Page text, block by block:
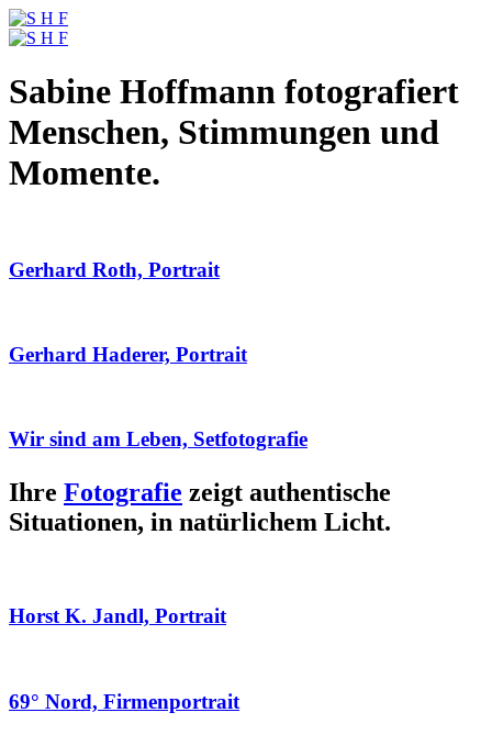
Sabine Hoffmann fotografiert
Menschen, Stimmungen und
Momente.
Gerhard Roth, Portrait
Gerhard Haderer, Portrait
Wir sind am Leben, Setfotografie
Ihre Fotografie zeigt authentische
Situationen, in natürlichem Licht.
Horst K. Jandl, Portrait
69° Nord, Firmenportrait